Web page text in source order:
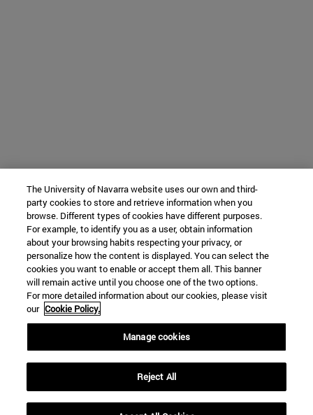
The University of Navarra website uses our own and third-
party cookies to store and retrieve information when you
browse. Different types of cookies have different purposes.
For example, to identify you as a user, obtain information
about your browsing habits respecting your privacy, or
personalize how the content is displayed. You can select the
cookies you want to enable or accept them all. This banner
will remain active until you choose one of the two options.
For more detailed information about our cookies, please visit
our Cookie Policy.
Manage cookies
Reject All